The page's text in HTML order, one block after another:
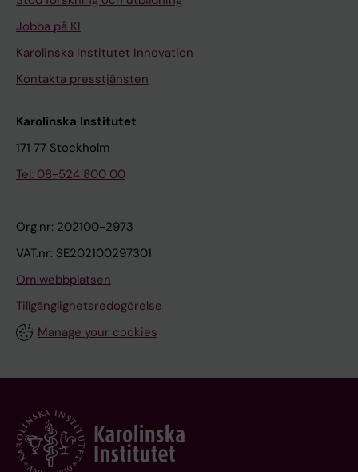
Jobba på KI
Karolinska Institutet Innovation
Kontakta presstjänsten
Karolinska Institutet
171 77 Stockholm
Tel: 08-524 800 00
Org.nr: 202100-2973
VAT.nr: SE202100297301
Om webbplatsen
Tillgänglighetsredogörelse
Manage your cookies